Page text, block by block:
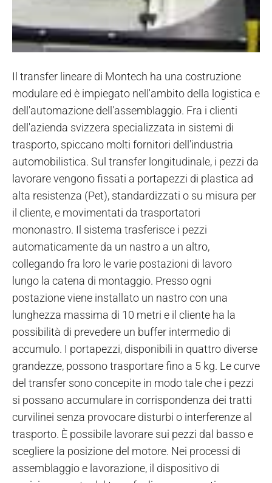
Il transfer lineare di Montech ha una costruzione
modulare ed è impiegato nell'ambito della logistica e
dell'automazione dell'assemblaggio. Fra i clienti
dell'azienda svizzera specializzata in sistemi di
trasporto, spiccano molti fornitori dell'industria
automobilistica. Sul transfer longitudinale, i pezzi da
lavorare vengono fissati a portapezzi di plastica ad
alta resistenza (Pet), standardizzati o su misura per
il cliente, e movimentati da trasportatori
mononastro. Il sistema trasferisce i pezzi
automaticamente da un nastro a un altro,
collegando fra loro le varie postazioni di lavoro
lungo la catena di montaggio. Presso ogni
postazione viene installato un nastro con una
lunghezza massima di 10 metri e il cliente ha la
possibilità di prevedere un buffer intermedio di
accumulo. I portapezzi, disponibili in quattro diverse
grandezze, possono trasportare fino a 5 kg. Le curve
del transfer sono concepite in modo tale che i pezzi
si possano accumulare in corrispondenza dei tratti
curvilinei senza provocare disturbi o interferenze al
trasporto. È possibile lavorare sui pezzi dal basso e
scegliere la posizione del motore. Nei processi di
assemblaggio e lavorazione, il dispositivo di